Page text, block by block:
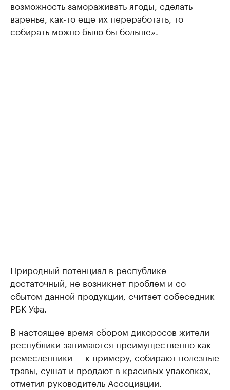
возможность замораживать ягоды, сделать
варенье, как-то еще их переработать, то
собирать можно было бы больше».
Природный потенциал в республике
достаточный, не возникнет проблем и со
сбытом данной продукции, считает собеседник
РБК Уфа.
В настоящее время сбором дикоросов жители
республики занимаются преимущественно как
ремесленники — к примеру, собирают полезные
травы, сушат и продают в красивых упаковках,
отметил руководитель Ассоциации.